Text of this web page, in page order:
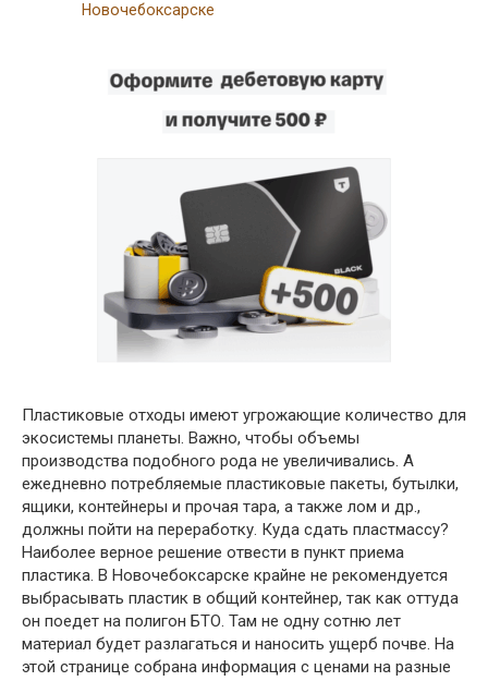
Новочебоксарске
Пластиковые отходы имеют угрожающие количество для
экосистемы планеты. Важно, чтобы объемы
производства подобного рода не увеличивались. А
ежедневно потребляемые пластиковые пакеты, бутылки,
ящики, контейнеры и прочая тара, а также лом и др.,
должны пойти на переработку. Куда сдать пластмассу?
Наиболее верное решение отвести в пункт приема
пластика. В Новочебоксарске крайне не рекомендуется
выбрасывать пластик в общий контейнер, так как оттуда
он поедет на полигон БТО. Там не одну сотню лет
материал будет разлагаться и наносить ущерб почве. На
этой странице собрана информация с ценами на разные